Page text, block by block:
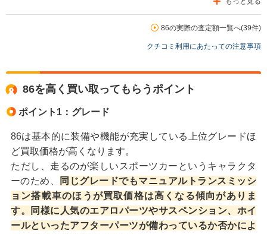
86の実際の査定額一覧へ(39件)
クチコミ利用にあたっての注意事項
86を高く買い取ってもらうポイント
ポイント1：グレード
86は基本的に装備や機能が充実している上位グレードほ
ど買取価格が高くなります。
ただし、走るのが楽しいスポーツカーというキャラクタ
ーのため、
同じグレードでもマニュアルトランスミッシ
ョン搭載車のほうが買取価格は高くなる傾向がありま
す。同様に人気のエアロパーツやサスペンション、ホイ
ールといったアフターパーツが備わっているか否かによ